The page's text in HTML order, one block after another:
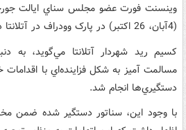
وينسنت فورت عضو مجلس سناي ايالت
(4آبان، 26 اکتبر) در پارک وودراف در آتلانتا دستگير شدند.
کسيم ريد شهردار آتلانتا مي‌گويد، به
مسالمت آميز به شکل فزاينده‌اي با
دستگيري‌ها انجام شد.
با وجود اين، سناتور دستگير شده ضمن